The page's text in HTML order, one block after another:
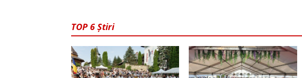
TOP 6 Știri